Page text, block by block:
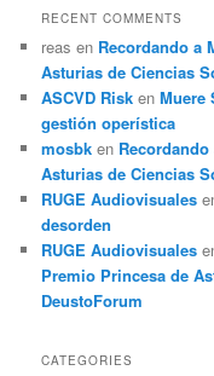
RECENT COMMENTS
reas en Recordando a
Asturias de Ciencias
ASCVD Risk enMuere
gestión operística
mosbk en
Asturias de Ciencias
RUGE Audiovisuales
desorden
RUGE Audiovisuales
Premio Princesa de
DeustoForum
CATEGORIES